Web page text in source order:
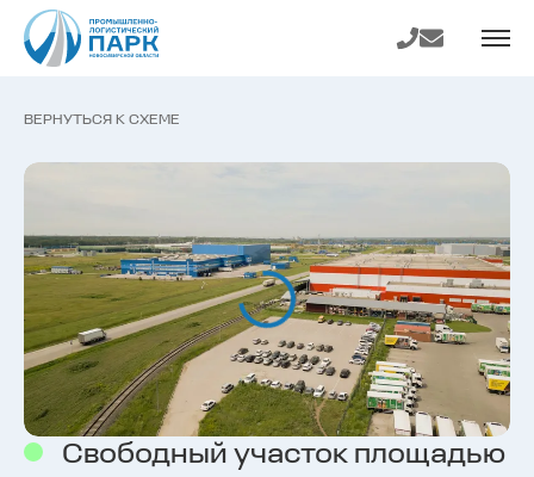
На главную
страницу
Телефон
E-mail
ВЕРНУТЬСЯ К СХЕМЕ
Свободный участок площадью